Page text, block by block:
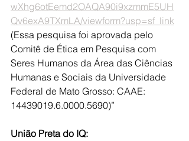
wXhg6otEemd2OAQA90i9xzmmE5UH
Qv6exA9TXmLA/viewform?usp=sf_link
(Essa pesquisa foi aprovada pelo
Comitê de Ética em Pesquisa com
Seres Humanos da Área das Ciências
Humanas e Sociais da Universidade
Federal de Mato Grosso: CAAE:
14439019.6.0000.5690)”
União Preta do IQ: